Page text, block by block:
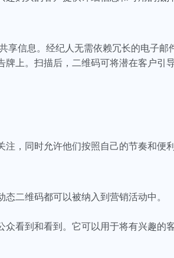
享信息。经纪人无需依赖冗长的电子
上。扫描后，二维码可将潜在客户引
，同时允许他们按照自己的节奏和便利
二维码都可以被纳入到营销活动中。
看到和看到。它可以用于将有兴趣的